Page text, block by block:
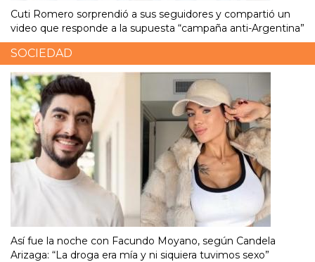
Cuti Romero sorprendió a sus seguidores y compartió un
video que responde a la supuesta “campaña anti-Argentina”
SOCIEDAD
Así fue la noche con Facundo Moyano, según Candela
Arizaga: “La droga era mía y ni siquiera tuvimos sexo”